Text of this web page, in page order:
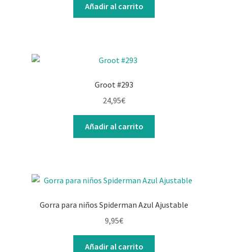
Añadir al carrito
Groot #293
24,95€
Añadir al carrito
Gorra para niños Spiderman Azul Ajustable
9,95€
Añadir al carrito